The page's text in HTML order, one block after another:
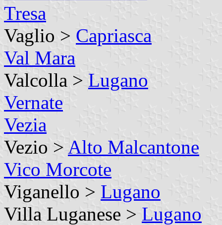
Tresa
Vaglio > Capriasca
Val Mara
Valcolla > Lugano
Vernate
Vezia
Vezio > Alto Malcantone
Vico Morcote
Viganello > Lugano
Villa Luganese > Lugano